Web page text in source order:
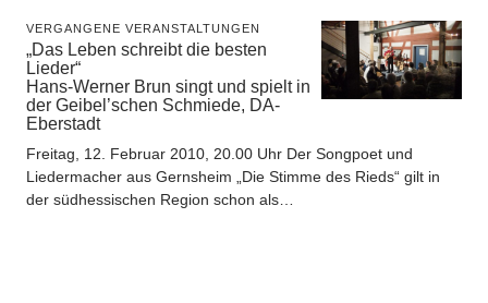
VERGANGENE VERANSTALTUNGEN
„Das Leben schreibt die besten
Lieder“
Hans-Werner Brun singt und spielt in
der Geibel’schen Schmiede, DA-
Eberstadt
Freitag, 12. Februar 2010, 20.00 Uhr Der Songpoet und
Liedermacher aus Gernsheim „Die Stimme des Rieds“ gilt in
der südhessischen Region schon als…